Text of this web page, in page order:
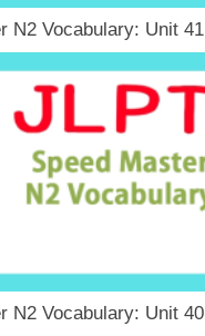
N2 Vocabulary: Unit 41
N2 Vocabulary: Unit 40